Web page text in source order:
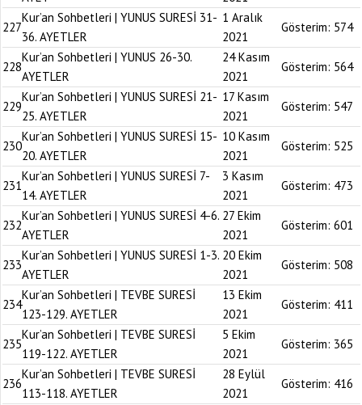
227
Kur’an Sohbetleri | YUNUS SURESİ 31-
36. AYETLER
1 Aralık
2021
Gösterim: 574
228
Kur’an Sohbetleri | YUNUS 26-30.
AYETLER
24 Kasım
2021
Gösterim: 564
229
Kur’an Sohbetleri | YUNUS SURESİ 21-
25. AYETLER
17 Kasım
2021
Gösterim: 547
230
Kur’an Sohbetleri | YUNUS SURESİ 15-
20. AYETLER
10 Kasım
2021
Gösterim: 525
231
Kur’an Sohbetleri | YUNUS SURESİ 7-
14. AYETLER
3 Kasım
2021
Gösterim: 473
232
Kur’an Sohbetleri | YUNUS SURESİ 4-6.
AYETLER
27 Ekim
2021
Gösterim: 601
233
Kur’an Sohbetleri | YUNUS SURESİ 1-3.
AYETLER
20 Ekim
2021
Gösterim: 508
234
Kur’an Sohbetleri | TEVBE SURESİ
123-129. AYETLER
13 Ekim
2021
Gösterim: 411
235
Kur’an Sohbetleri | TEVBE SURESİ
119-122. AYETLER
5 Ekim
2021
Gösterim: 365
236
Kur’an Sohbetleri | TEVBE SURESİ
113-118. AYETLER
28 Eylül
2021
Gösterim: 416